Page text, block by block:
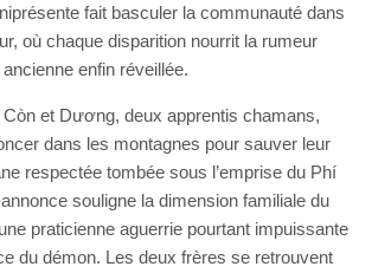
fait basculer la communauté dans
où chaque disparition nourrit la rumeur
enfin réveillée.
et Dương, deux apprentis chamans,
dans les montagnes pour sauver leur
respectée tombée sous l’emprise du Phí
souligne la dimension familiale du
praticienne aguerrie pourtant impuissante
du démon. Les deux frères se retrouvent